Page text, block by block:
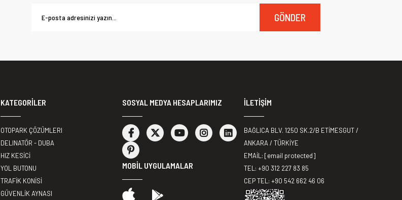
GÖNDER
KATEGORİLER
OTOPARK ÇÖZÜMLERI
DELINATÖR - DUBA
HIZ KESİCİ
YOL BUTONU
TRAFİK KONİSİ
GÜVENLİK AYNASI
SOSYAL MEDYA HESAPLARIMIZ
MOBİL UYGULAMALAR
İLETİŞİM
BAĞLICA BLV. 1250 SK.2/B ETİMESGUT /
ANKARA / TÜRKİYE
EMAİL: [email protected]
TEL: +90 312 227 83 85
CEP TEL: +90 542 662 46 06